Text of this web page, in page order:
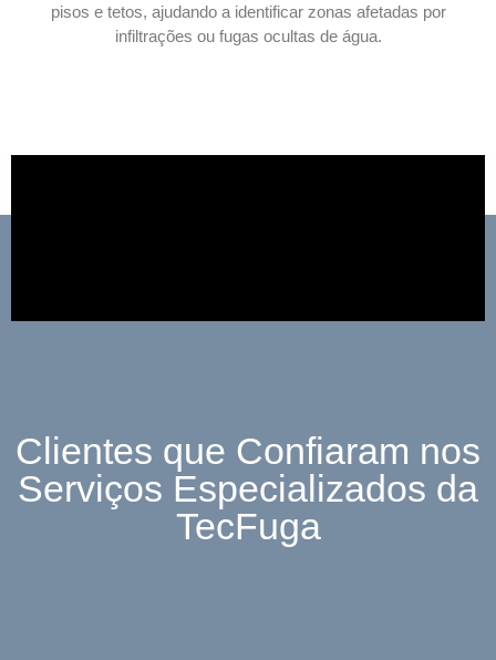
pisos e tetos, ajudando a identificar zonas afetadas por
infiltrações ou fugas ocultas de água.
Clientes que Confiaram nos
Serviços Especializados da
TecFuga